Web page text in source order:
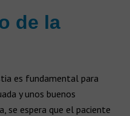
de la
es fundamental para
y unos buenos
se espera que el paciente